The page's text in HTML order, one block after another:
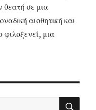
θεατή σε μια
αισθητική και
φιλοξενεί, μια